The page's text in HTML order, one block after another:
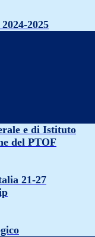
2025
e di Istituto
del PTOF
21-27